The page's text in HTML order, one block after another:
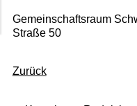
Gemeinschaftsraum
Straße 50
Zurück